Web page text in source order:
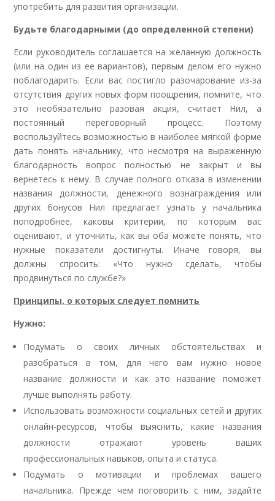
употребить для развития организации.
Будьте благодарными (до определенной степени)
Если руководитель соглашается на желанную должность
(или на один из ее вариантов), первым делом его нужно
поблагодарить. Если вас постигло разочарование из-за
отсутствия других новых форм поощрения, помните, что
это необязательно разовая акция, считает Нил, а
постоянный переговорный процесс. Поэтому
воспользуйтесь возможностью в наиболее мягкой форме
дать понять начальнику, что несмотря на выраженную
благодарность вопрос полностью не закрыт и вы
вернетесь к нему. В случае полного отказа в изменении
названия должности, денежного вознаграждения или
других бонусов Нил предлагает узнать у начальника
поподробнее, каковы критерии, по которым вас
оценивают, и уточнить, как вы оба можете понять, что
нужные показатели достигнуты. Иначе говоря, вы
должны спросить: «Что нужно сделать, чтобы
продвинуться по службе?»
Принципы, о которых следует помнить
Нужно:
Подумать о своих личных обстоятельствах и
разобраться в том, для чего вам нужно новое
название должности и как это название поможет
лучше выполнять работу.
Использовать возможности социальных сетей и других
онлайн-ресурсов, чтобы выяснить, какие названия
должности отражают уровень ваших
профессиональных навыков, опыта и статуса.
Подумать о мотивации и проблемах вашего
начальника. Прежде чем поговорить с ним, задайте